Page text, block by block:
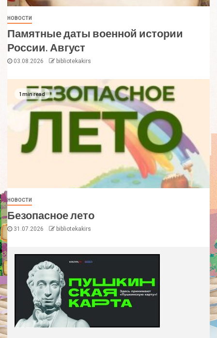
НОВОСТИ
Памятные даты военной истории
России. Август
03.08.2026 bibliotekakirs
1 min read
НОВОСТИ
Безопасное лето
31.07.2026 bibliotekakirs